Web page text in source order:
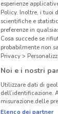
esperienze
Policy. Inoltre, i tuoi
scientifiche e
preferenze in
Cosa succede se
probabilmente non
Privacy >
Noi e i nostri
Utilizzare dati di
dell’identificazione.
misurazione delle
Elenco dei partner